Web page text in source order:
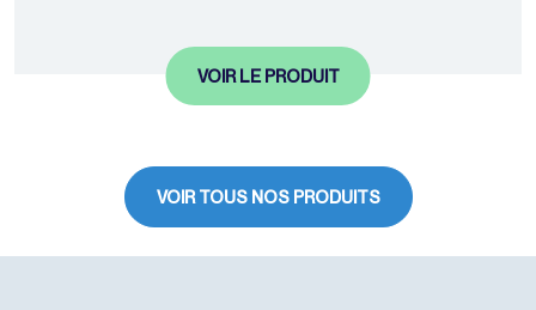
VOIR LE PRODUIT
VOIR TOUS NOS PRODUITS